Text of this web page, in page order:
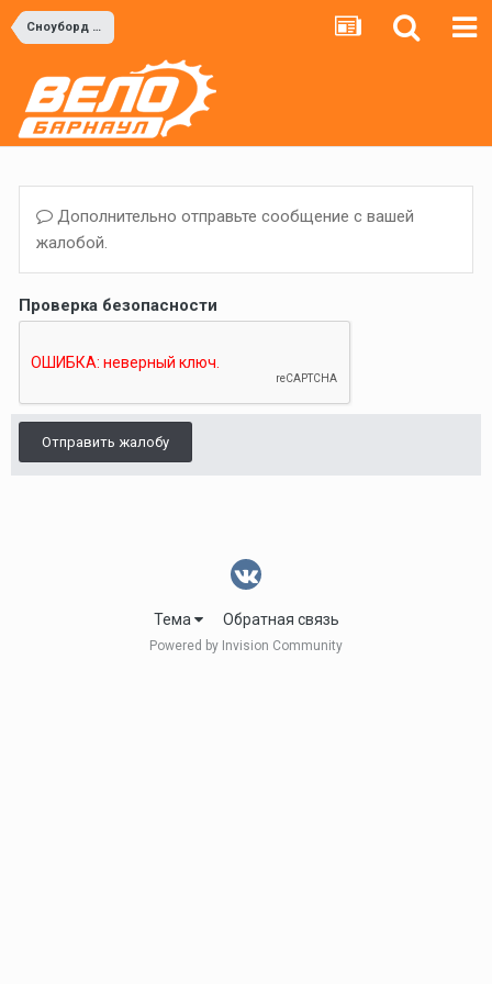
Сноуборд и Горные лыжи
Дополнительно отправьте сообщение с вашей
жалобой.
Проверка безопасности
Отправить жалобу
Тема Обратная связь
Powered by Invision Community